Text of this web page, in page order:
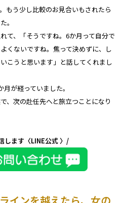
もう少し比較のお見合いもされたら
。
て、「そうですね。6か月って自分で
くないですね。焦って決めずに、し
こうと思います」と話してくれまし
が経っていました。
、次の赴任先へと旅立つことになり
します〈LINE公式 〉/